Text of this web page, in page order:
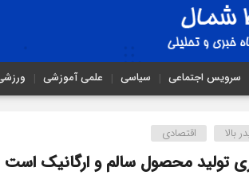
سرویس اجتماعی سیاسی علمی آموزشی
بالا اقتصادی
تولید محصول سالم و ارگانیک است